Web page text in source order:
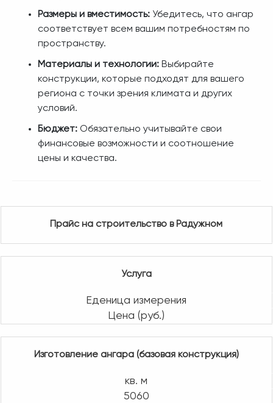
Размеры и вместимость: Убедитесь, что ангар
соответствует всем вашим потребностям по
пространству.
Материалы и технологии: Выбирайте
конструкции, которые подходят для вашего
региона с точки зрения климата и других
условий.
Бюджет: Обязательно учитывайте свои
финансовые возможности и соотношение
цены и качества.
Прайс на строительство в Радужном
Услуга
Еденица измерения
Цена (руб.)
Изготовление ангара (базовая конструкция)
кв. м
5060